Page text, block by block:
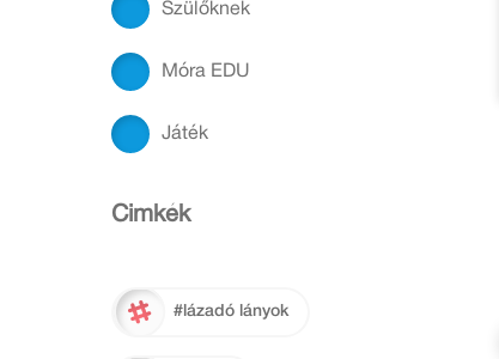
Szülőknek
Móra EDU
Játék
Cimkék
#lázadó lányok